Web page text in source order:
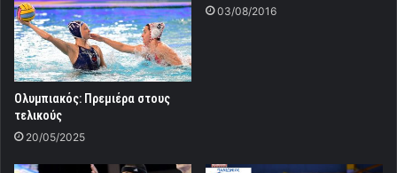
Ολυμπιακός: Πρεμιέρα στους
τελικούς
20/05/2025
03/08/2016